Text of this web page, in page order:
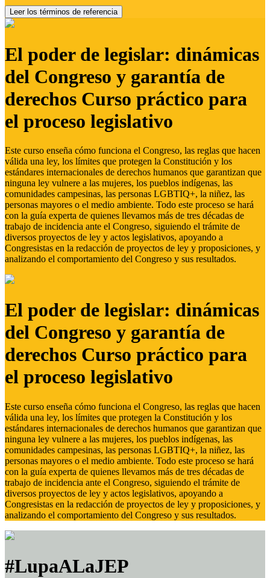
Leer los términos de referencia
El poder de legislar: dinámicas
del Congreso y garantía de
derechos Curso práctico para
el proceso legislativo
Este curso enseña cómo funciona el Congreso, las reglas que hacen
válida una ley, los límites que protegen la Constitución y los
estándares internacionales de derechos humanos que garantizan que
ninguna ley vulnere a las mujeres, los pueblos indígenas, las
comunidades campesinas, las personas LGBTIQ+, la niñez, las
personas mayores o el medio ambiente. Todo este proceso se hará
con la guía experta de quienes llevamos más de tres décadas de
trabajo de incidencia ante el Congreso, siguiendo el trámite de
diversos proyectos de ley y actos legislativos, apoyando a
Congresistas en la redacción de proyectos de ley y proposiciones, y
analizando el comportamiento del Congreso y sus resultados.
El poder de legislar: dinámicas
del Congreso y garantía de
derechos Curso práctico para
el proceso legislativo
Este curso enseña cómo funciona el Congreso, las reglas que hacen
válida una ley, los límites que protegen la Constitución y los
estándares internacionales de derechos humanos que garantizan que
ninguna ley vulnere a las mujeres, los pueblos indígenas, las
comunidades campesinas, las personas LGBTIQ+, la niñez, las
personas mayores o el medio ambiente. Todo este proceso se hará
con la guía experta de quienes llevamos más de tres décadas de
trabajo de incidencia ante el Congreso, siguiendo el trámite de
diversos proyectos de ley y actos legislativos, apoyando a
Congresistas en la redacción de proyectos de ley y proposiciones, y
analizando el comportamiento del Congreso y sus resultados.
#LupaALaJEP